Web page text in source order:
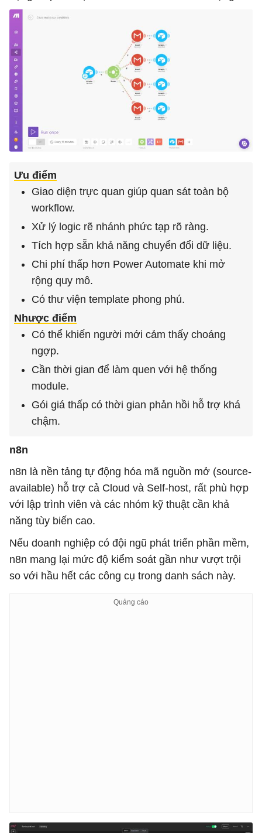
Ưu điểm
Giao diện trực quan giúp quan sát toàn bộ
workflow.
Xử lý logic rẽ nhánh phức tạp rõ ràng.
Tích hợp sẵn khả năng chuyển đổi dữ liệu.
Chi phí thấp hơn Power Automate khi mở
rộng quy mô.
Có thư viện template phong phú.
Nhược điểm
Có thể khiến người mới cảm thấy choáng
ngợp.
Cần thời gian để làm quen với hệ thống
module.
Gói giá thấp có thời gian phản hồi hỗ trợ khá
chậm.
n8n
n8n là nền tảng tự động hóa mã nguồn mở (source-
available) hỗ trợ cả Cloud và Self-host, rất phù hợp
với lập trình viên và các nhóm kỹ thuật cần khả
năng tùy biến cao.
Nếu doanh nghiệp có đội ngũ phát triển phần mềm,
n8n mang lại mức độ kiểm soát gần như vượt trội
so với hầu hết các công cụ trong danh sách này.